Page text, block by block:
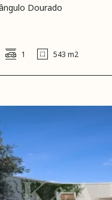
Dourado
1 543 m2